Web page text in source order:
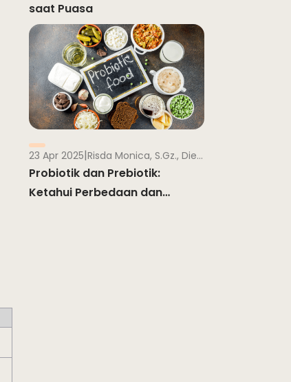
saat Puasa
23 Apr 2025| Risda Monica, S.Gz., Dietisien
Probiotik dan Prebiotik:
Ketahui Perbedaan dan